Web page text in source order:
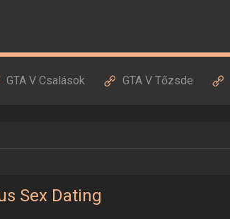
GTA V Csalások GTA V Tőzsde
Sex Dating